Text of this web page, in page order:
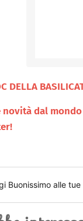
DELLA
novità dal
Buonissimo alle